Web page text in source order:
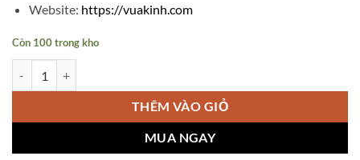
Website: https://vuakinh.com
Còn 100 trong kho
THÊM VÀO GIỎ
MUA NGAY